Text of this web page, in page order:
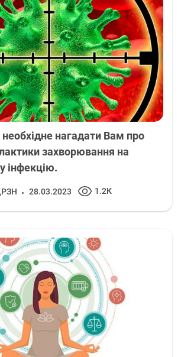
нагадати Вам про
захворювання на
інфекцію.
28.03.2023 1.2К